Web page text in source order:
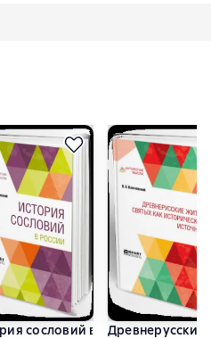
права в России
сословий в РоссииДревнерусские